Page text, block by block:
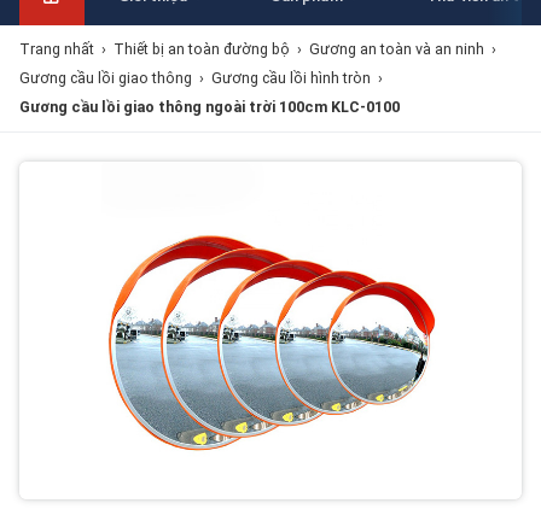
Trang nhất › Thiết bị an toàn đường bộ › Gương an toàn và an ninh ›
Gương cầu lồi giao thông › Gương cầu lồi hình tròn ›
Gương cầu lồi giao thông ngoài trời 100cm KLC-0100